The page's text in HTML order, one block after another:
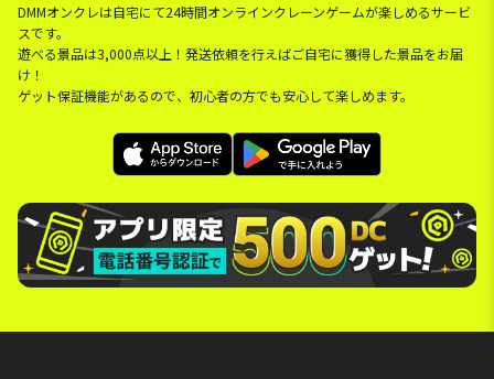
DMMオンクレは自宅にて24時間オンラインクレーンゲームが楽しめるサービ
スです。
遊べる景品は3,000点以上！発送依頼を行えばご自宅に獲得した景品をお届
け！
ゲット保証機能があるので、初心者の方でも安心して楽しめます。